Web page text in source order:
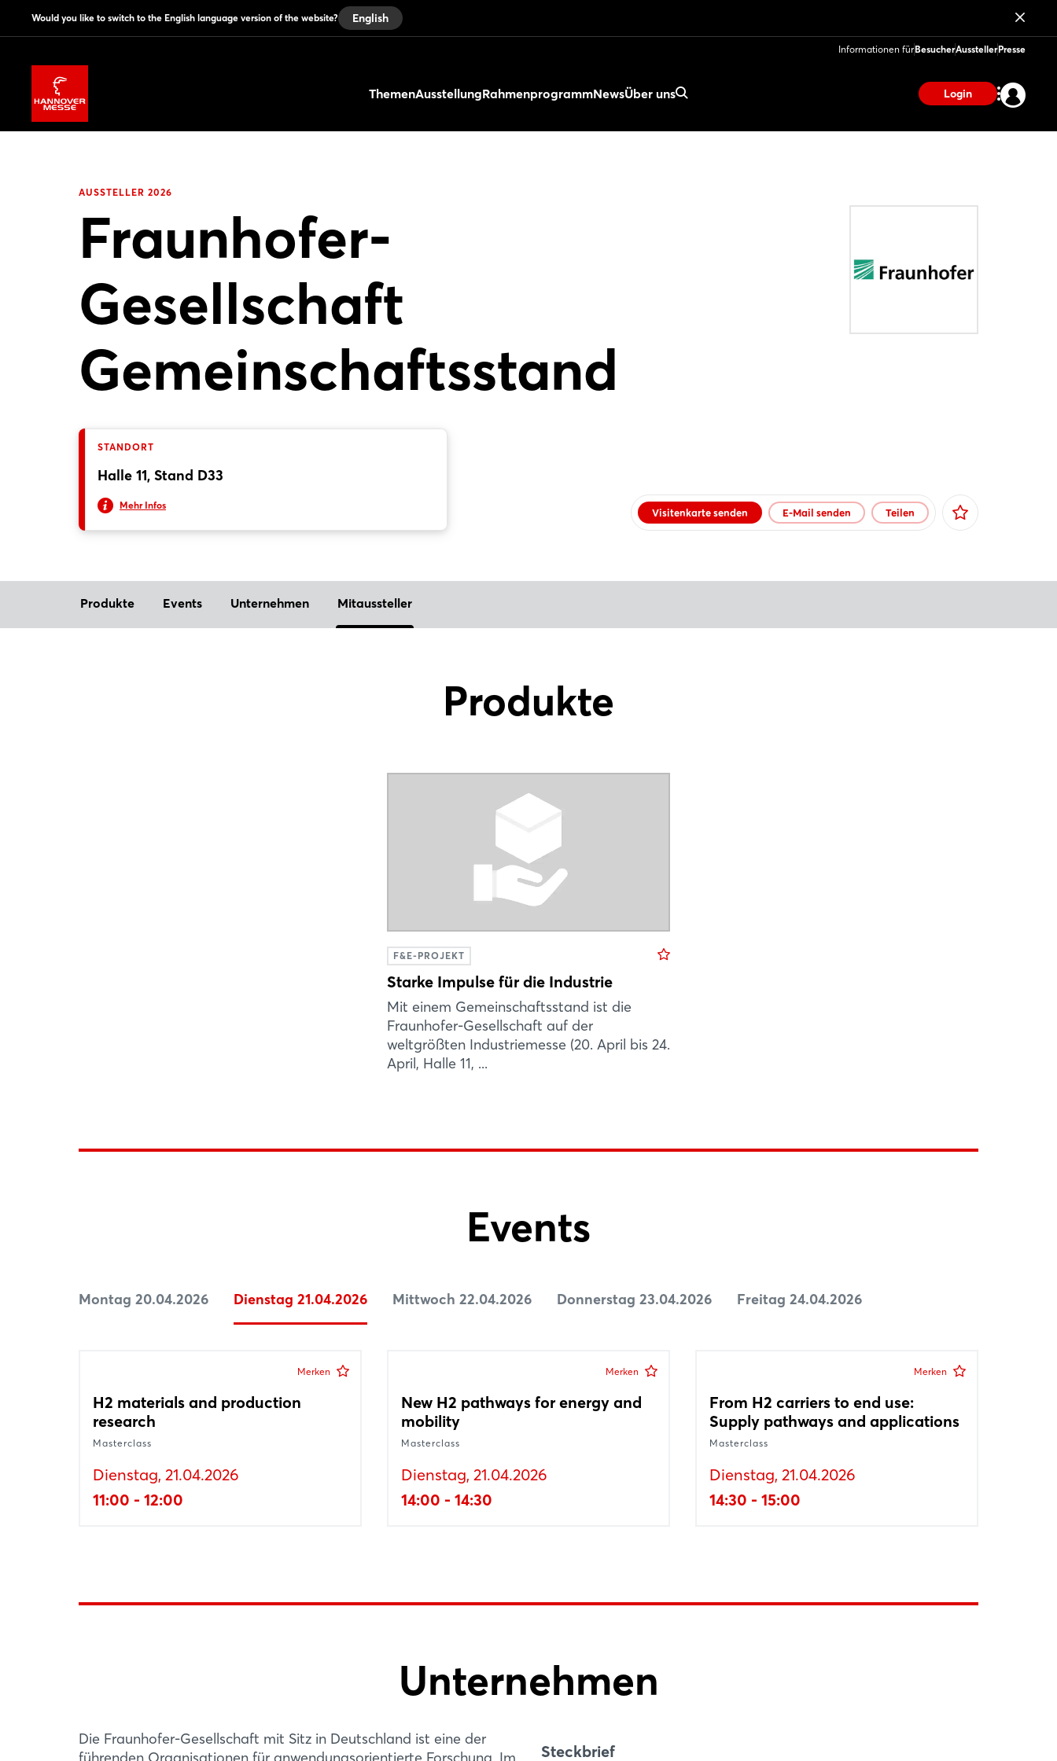
Would you like to switch to the English language version of the website? English
Informationen fürBesucherAusstellerPresse
ThemenAusstellungRahmenprogrammNewsÜber uns Login
AUSSTELLER 2026
Fraunhofer-
Gesellschaft
Gemeinschaftsstand
STANDORT
Halle 11, Stand D33
Mehr Infos
Visitenkarte senden E-Mail senden Teilen
Beschreibung
Produkte Events Unternehmen Mitaussteller
Produkte
F&E-PROJEKT
Starke Impulse für die Industrie
Mit einem Gemeinschaftsstand ist die
Fraunhofer-Gesellschaft auf der
weltgrößten Industriemesse (20. April bis 24.
April, Halle 11, ...
Starke Impulse für die Industrie
Industriemesse (20. April bis 24. April, Halle 11, Stand D33) vertreten. Fraunhofer-
Events
Montag 20.04.2026 Dienstag 21.04.2026 Mittwoch 22.04.2026 Donnerstag 23.04.2026 Freitag 24.04.2026
H2 materials and production
research
Masterclass
Dienstag, 21.04.2026
11:00 - 12:00
Merken
New H2 pathways for energy and
mobility
Masterclass
Dienstag, 21.04.2026
14:00 - 14:30
Merken
From H2 carriers to end use:
Supply pathways and applications
Masterclass
Dienstag, 21.04.2026
14:30 - 15:00
Merken
Unternehmen
Die Fraunhofer-Gesellschaft mit Sitz in Deutschland ist eine der
Steckbrief
Login